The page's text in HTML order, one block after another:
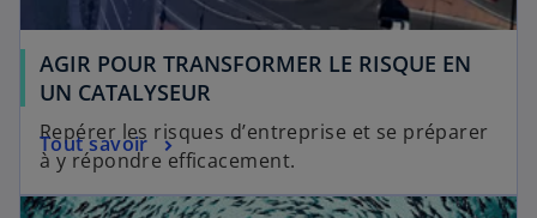
AGIR POUR TRANSFORMER LE RISQUE EN
UN CATALYSEUR
Repérer les risques d’entreprise et se préparer
à y répondre efficacement.
Tout savoir